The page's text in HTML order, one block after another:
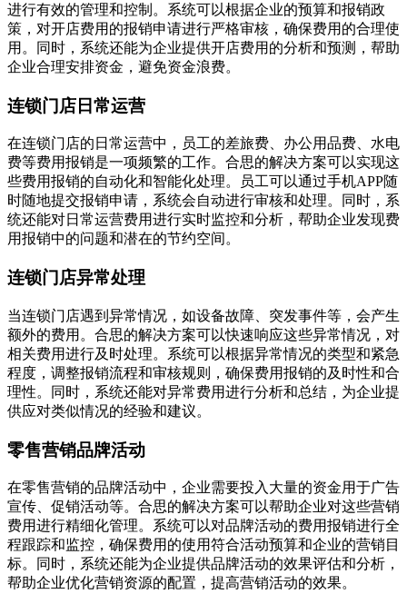
进行有效的管理和控制。系统可以根据企业的预算和报销政
策，对开店费用的报销申请进行严格审核，确保费用的合理使
用。同时，系统还能为企业提供开店费用的分析和预测，帮助
企业合理安排资金，避免资金浪费。
连锁门店日常运营
在连锁门店的日常运营中，员工的差旅费、办公用品费、水电
费等费用报销是一项频繁的工作。合思的解决方案可以实现这
些费用报销的自动化和智能化处理。员工可以通过手机APP随
时随地提交报销申请，系统会自动进行审核和处理。同时，系
统还能对日常运营费用进行实时监控和分析，帮助企业发现费
用报销中的问题和潜在的节约空间。
连锁门店异常处理
当连锁门店遇到异常情况，如设备故障、突发事件等，会产生
额外的费用。合思的解决方案可以快速响应这些异常情况，对
相关费用进行及时处理。系统可以根据异常情况的类型和紧急
程度，调整报销流程和审核规则，确保费用报销的及时性和合
理性。同时，系统还能对异常费用进行分析和总结，为企业提
供应对类似情况的经验和建议。
零售营销品牌活动
在零售营销的品牌活动中，企业需要投入大量的资金用于广告
宣传、促销活动等。合思的解决方案可以帮助企业对这些营销
费用进行精细化管理。系统可以对品牌活动的费用报销进行全
程跟踪和监控，确保费用的使用符合活动预算和企业的营销目
标。同时，系统还能为企业提供品牌活动的效果评估和分析，
帮助企业优化营销资源的配置，提高营销活动的效果。